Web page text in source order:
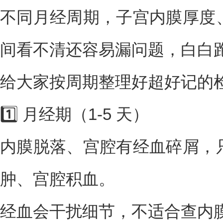
不同月经周期，子宫内膜厚
间看不清还容易漏问题，白白
给大家按周期整理好超好记的
1️⃣ 月经期（1-5 天）
内膜脱落、宫腔有经血碎屑
肿、宫腔积血。
经血会干扰细节，不适合查内